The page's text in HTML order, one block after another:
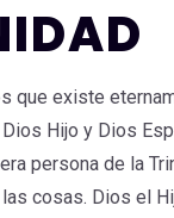
que existe
Hijo y Dios
persona de la
cosas. Dios el